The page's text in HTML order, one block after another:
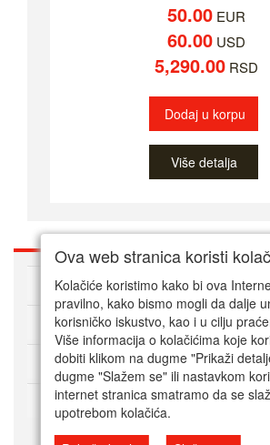
50.00EUR
60.00USD
5,290.00RSD
Dodaj u korpu
Više detalja
O nama
Kako kupovati online
Korisnički servis
Način plaćanja
Ova web stranica koristi
Kolačiće koristimo kako bi ova
pravilno, kako bismo mogli da dalje
korisničko iskustvo, kao i u cilju
Više informacija o kolačićima koje
dobiti klikom na dugme "Prikaži
dugme "Slažem se" ili nastavkom
internet stranica smatramo da se
upotrebom kolačića.